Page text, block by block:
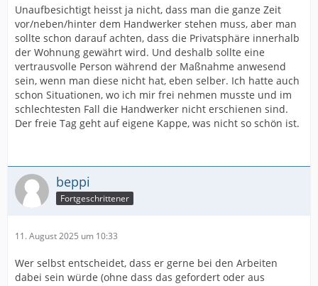
Unaufbesichtigt heisst ja nicht, dass man die ganze Zeit
vor/neben/hinter dem Handwerker stehen muss, aber man
sollte schon darauf achten, dass die Privatsphäre innerhalb
der Wohnung gewährt wird. Und deshalb sollte eine
vertrausvolle Person während der Maßnahme anwesend
sein, wenn man diese nicht hat, eben selber. Ich hatte auch
schon Situationen, wo ich mir frei nehmen musste und im
schlechtesten Fall die Handwerker nicht erschienen sind.
Der freie Tag geht auf eigene Kappe, was nicht so schön ist.
beppi
Fortgeschrittener
11. August 2025 um 10:33
Wer selbst entscheidet, dass er gerne bei den Arbeiten
dabei sein würde (ohne dass das gefordert oder aus